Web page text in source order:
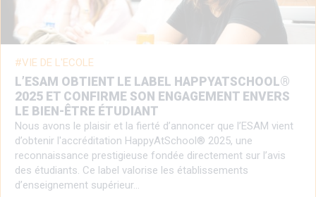
VIE DE L'ECOLE
L’ESAM OBTIENT LE LABEL HAPPYATSCHOOL®
2025 ET CONFIRME SON ENGAGEMENT ENVERS
LE BIEN-ÊTRE ÉTUDIANT
Nous avons le plaisir et la fierté d’annoncer que l’ESAM vient
d’obtenir l'accréditation HappyAtSchool® 2025, une
reconnaissance prestigieuse fondée directement sur l’avis
des étudiants. Ce label valorise les établissements
d’enseignement supérieur…